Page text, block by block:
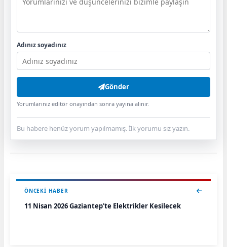
Adınız soyadınız
Gönder
Yorumlarınız editör onayından sonra yayına alınır.
Bu habere henüz yorum yapılmamış. İlk yorumu siz yazın.
ÖNCEKI HABER
11 Nisan 2026 Gaziantep'te Elektrikler Kesilecek